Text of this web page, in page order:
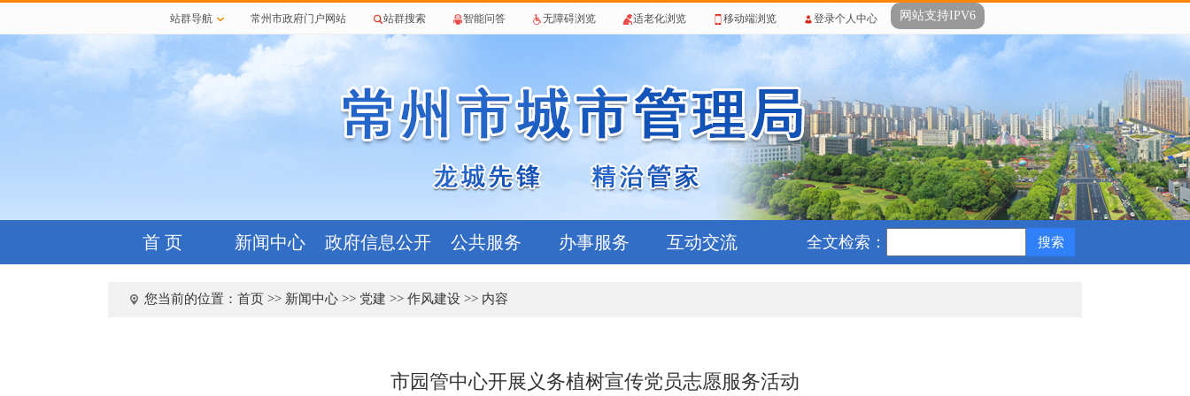
站群导航 常州市政府门户网站 站群搜索 智能问答 无障碍浏览 适老化浏览 移动端浏览 登录个人中心 网站支持IPV6
首 页 新闻中心 政府信息公开 公共服务 办事服务 互动交流 全文检索：
您当前的位置： 首页 >> 新闻中心 >> 党建 >> 作风建设 >> 内容
市园管中心开展义务植树宣传党员志愿服务活动